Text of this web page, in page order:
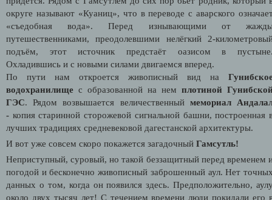
округе называют «Куаниц», что в переводе с аварского
«съедобная вода». Перед изнывающими от
путешественниками, преодолевшими нелёгкий 2-
подъём, этот источник предстаёт оазисом в
Охладившись и с новыми силами двигаемся вперед.
По пути нам откроется живописный вид на
водохранилище с образованной на нем плотиной
ГЭС. Рядом возвышается величественныймемориал
- копия старинной сторожевой сигнальной башни, построенная
лучших традициях средневековой дагестанской архитектуры.
И вот уже совсем скоро покажется загадочный Гамсутль!
Неприступный, суровый, но такой беззащитный перед временем
погодой и бесконечно живописный заброшенный аул. Нет
данных о том, когда он появился здесь. Предположительно,
около двух тысяч лет! С течением времени люди покидали его